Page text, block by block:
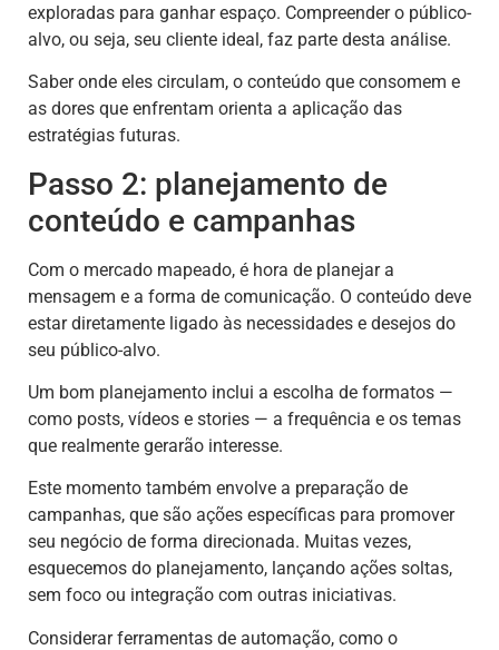
exploradas para ganhar espaço. Compreender o público-
alvo, ou seja, seu cliente ideal, faz parte desta análise.
Saber onde eles circulam, o conteúdo que consomem e
as dores que enfrentam orienta a aplicação das
estratégias futuras.
Passo 2: planejamento de
conteúdo e campanhas
Com o mercado mapeado, é hora de planejar a
mensagem e a forma de comunicação. O conteúdo deve
estar diretamente ligado às necessidades e desejos do
seu público-alvo.
Um bom planejamento inclui a escolha de formatos —
como posts, vídeos e stories — a frequência e os temas
que realmente gerarão interesse.
Este momento também envolve a preparação de
campanhas, que são ações específicas para promover
seu negócio de forma direcionada. Muitas vezes,
esquecemos do planejamento, lançando ações soltas,
sem foco ou integração com outras iniciativas.
Considerar ferramentas de automação, como o